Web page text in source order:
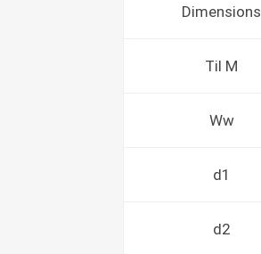
Dimensions
Til M
Ww
d1
d2